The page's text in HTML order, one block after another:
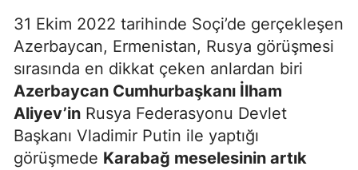
31 Ekim 2022 tarihinde Soçi’de gerçekleşen
Azerbaycan, Ermenistan, Rusya görüşmesi
sırasında en dikkat çeken anlardan biri
Azerbaycan Cumhurbaşkanı İlham
Aliyev’in Rusya Federasyonu Devlet
Başkanı Vladimir Putin ile yaptığı
görüşmede Karabağ meselesinin artık